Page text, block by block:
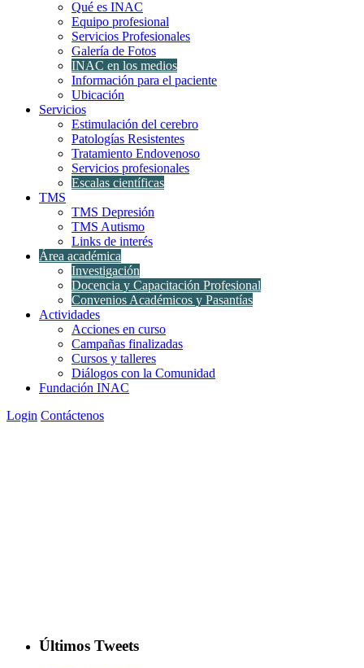
Qué es INAC
Equipo profesional
Servicios Profesionales
Galería de Fotos
INAC en los medios
Información para el paciente
Ubicación
Servicios
Estimulación del cerebro
Patologías Resistentes
Tratamiento Endovenoso
Servicios profesionales
Escalas científicas
TMS
TMS Depresión
TMS Autismo
Links de interés
Área académica
Investigación
Docencia y Capacitación Profesional
Convenios Académicos y Pasantías
Actividades
Acciones en curso
Campañas finalizadas
Cursos y talleres
Diálogos con la Comunidad
Fundación INAC
Login Contáctenos
Últimos Tweets